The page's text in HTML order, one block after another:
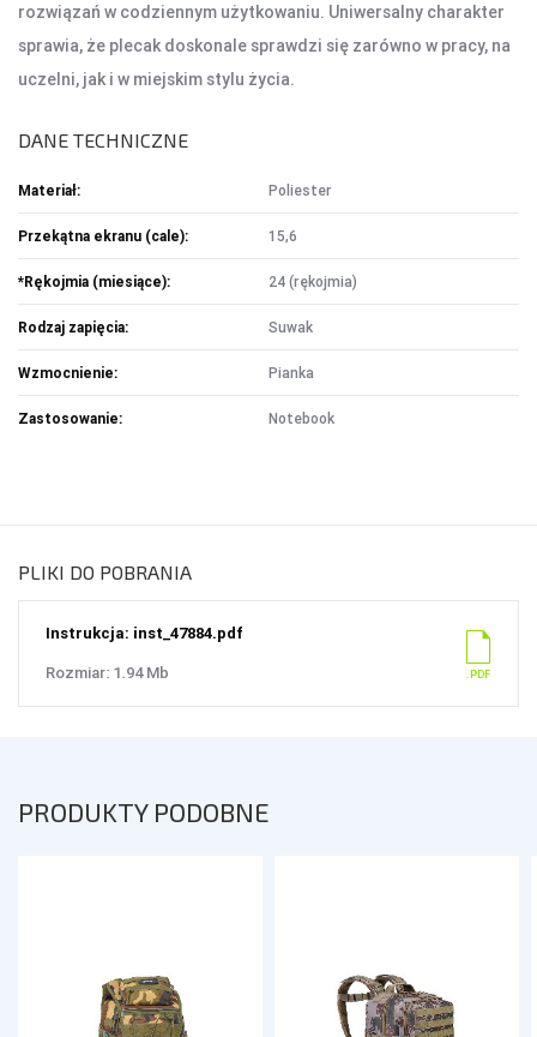
HUBY USB
CZYTNIK KART
PRYSZNICE TURYSTYCZNE
NARZĘDZIA
AKCESORIA SAMOCHODOWE
ALKOMATY
CAR AUDIO
KOMPRESORY
ODKURZACZE
rozwiązań w codziennym użytkowaniu. Uniwersalny charakter
sprawia, że plecak doskonale sprawdzi się zarówno w pracy, na
uczelni, jak i w miejskim stylu życia.
DANE TECHNICZNE
Materiał: Poliester
Przekątna ekranu (cale): 15,6
*Rękojmia (miesiące): 24 (rękojmia)
Rodzaj zapięcia: Suwak
Wzmocnienie: Pianka
Zastosowanie: Notebook
PLIKI DO POBRANIA
Instrukcja: inst_47884.pdf
Rozmiar: 1.94 Mb
PRODUKTY PODOBNE